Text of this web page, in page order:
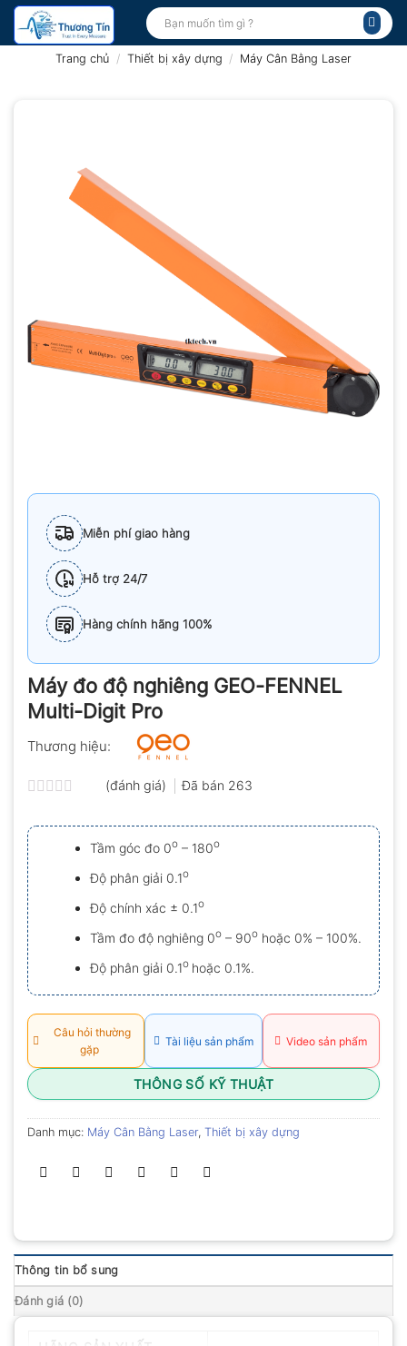
Bỏ
qua
Tìm
kiếm:
Trang chủ / Thiết bị xây dựng / Máy Cân Bằng Laser
Miễn phí giao hàng
Hỗ trợ 24/7
Hàng chính hãng 100%
Máy đo độ nghiêng GEO-FENNEL
Multi-Digit Pro
Thương hiệu:
xếp
hạng
0.0
5
sao
(đánh giá) Đã bán 263
Tầm góc đo 0o – 180o
Độ phân giải 0.1o
Độ chính xác ± 0.1o
Tầm đo độ nghiêng 0o – 90o hoặc 0% – 100%.
Độ phân giải 0.1o hoặc 0.1%.
Câu hỏi thường
gặp
Tài liệu sản phẩm Video sản phẩm
THÔNG SỐ KỸ THUẬT
Danh mục: Máy Cân Bằng Laser, Thiết bị xây dựng
Thông tin bổ sung
Đánh giá (0)